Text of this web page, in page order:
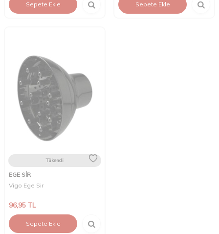
Sepete Ekle Sepete Ekle
Tükendi
EGE SİR
Vigo Ege Sir
96,95 TL
Sepete Ekle